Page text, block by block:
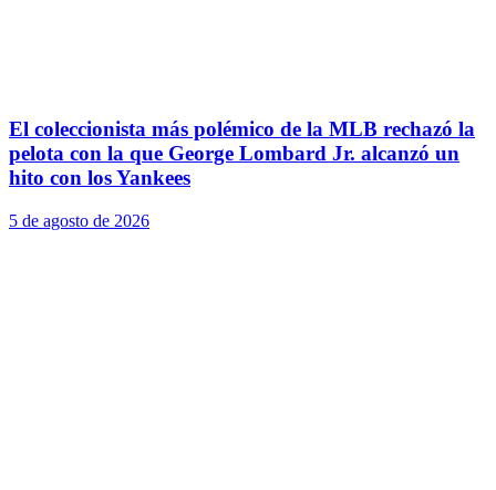
El coleccionista más polémico de la MLB rechazó la
pelota con la que George Lombard Jr. alcanzó un
hito con los Yankees
5 de agosto de 2026